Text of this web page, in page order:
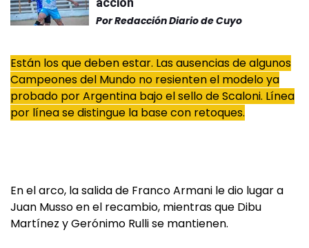
PorRedacción Diario de Cuyo
Están los que deben estar. Las ausencias de algunos
Campeones del Mundo no resienten el modelo ya
probado por Argentina bajo el sello de Scaloni. Línea
por línea se distingue la base con retoques.
En el arco, la salida de Franco Armani le dio lugar a
Juan Musso en el recambio, mientras que Dibu
Martínez y Gerónimo Rulli se mantienen.